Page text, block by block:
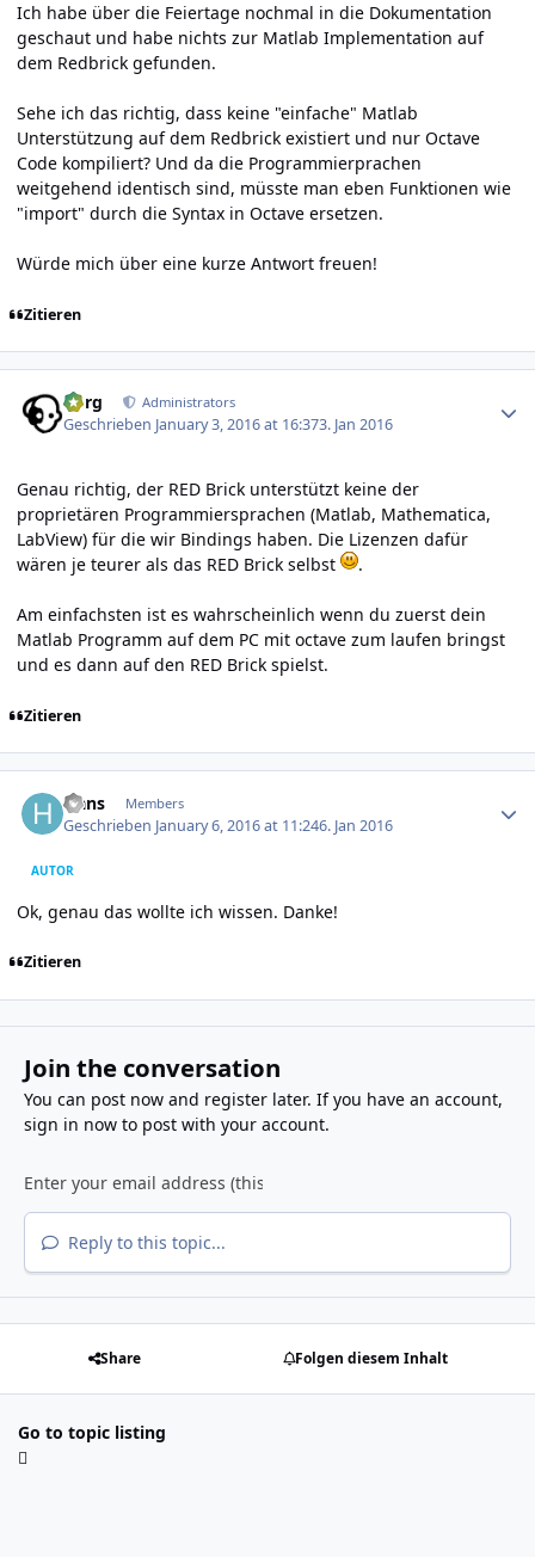
Ich habe über die Feiertage nochmal in die Dokumentation
geschaut und habe nichts zur Matlab Implementation auf
dem Redbrick gefunden.
Sehe ich das richtig, dass keine "einfache" Matlab
Unterstützung auf dem Redbrick existiert und nur Octave
Code kompiliert? Und da die Programmierprachen
weitgehend identisch sind, müsste man eben Funktionen wie
"import" durch die Syntax in Octave ersetzen.
Würde mich über eine kurze Antwort freuen!
Zitieren
borg Administrators
Geschrieben January 3, 2016 at 16:373. Jan 2016
Genau richtig, der RED Brick unterstützt keine der
proprietären Programmiersprachen (Matlab, Mathematica,
LabView) für die wir Bindings haben. Die Lizenzen dafür
wären je teurer als das RED Brick selbst
.
Am einfachsten ist es wahrscheinlich wenn du zuerst dein
Matlab Programm auf dem PC mit octave zum laufen bringst
und es dann auf den RED Brick spielst.
Zitieren
Hans Members
Geschrieben January 6, 2016 at 11:246. Jan 2016
AUTOR
Ok, genau das wollte ich wissen. Danke!
Zitieren
Join the conversation
You can post now and register later. If you have an account,
sign in nowto post with your account.
Reply to this topic...
Share Folgen diesem Inhalt
Go to topic listing